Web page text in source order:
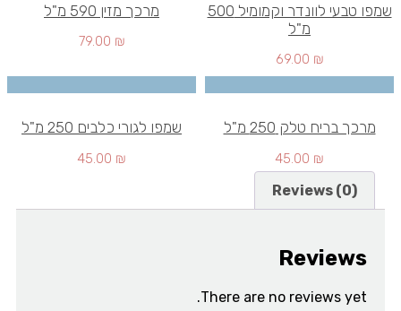
שמפו טבעי לוונדר וקמומיל 500
מ"ל
69.00 ₪
מרכך מזין 590 מ"ל
79.00 ₪
מרכך בריח טלק 250 מ"ל
45.00 ₪
שמפו לגורי כלבים 250 מ"ל
45.00 ₪
Reviews (0)
Reviews
There are no reviews yet.